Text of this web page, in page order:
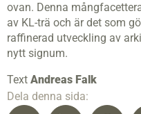
ovan. Denna
av KL-trä och är det som
raffinerad utveckling av
nytt signum.
Text Andreas Falk
Dela denna sida: